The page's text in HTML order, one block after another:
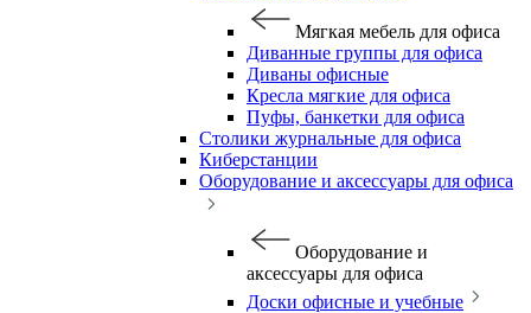
Мягкая мебель для офиса
Диванные группы для офиса
Диваны офисные
Кресла мягкие для офиса
Пуфы, банкетки для офиса
Столики журнальные для офиса
Киберстанции
Оборудование и аксессуары для офиса
Оборудование и
аксессуары для офиса
Доски офисные и учебные